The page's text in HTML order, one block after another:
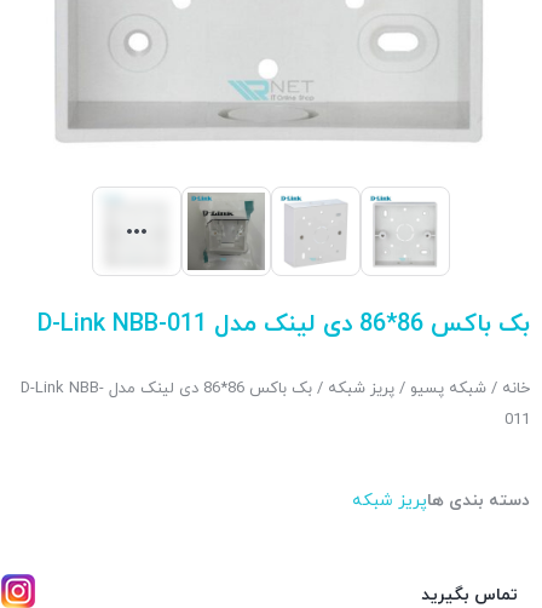
بک باکس 86*86 دی لینک مدل D-Link NBB-011
خانه / شبکه پسیو / پریز شبکه
/ بک باکس 86*86 دی لینک مدل D-Link NBB-
011
دسته بندی هاپریز شبکه
تماس بگیرید